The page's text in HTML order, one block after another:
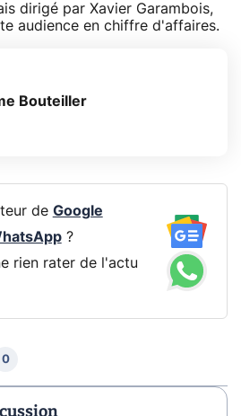
dirigé par Xavier Garambois,
audience en chiffre d'affaires.
Bouteiller
de Google
?
rien rater de l'actu
0